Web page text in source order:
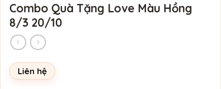
Combo Quà Tặng Love Màu Hồng
8/3 20/10
Liên hệ